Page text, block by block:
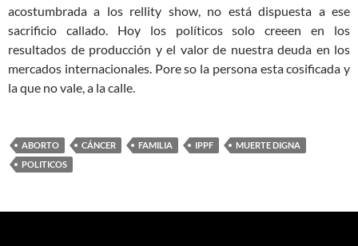
acostumbrada a los rellity show, no está dispuesta a ese
sacrificio callado. Hoy los políticos solo creeen en los
resultados de producción y el valor de nuestra deuda en los
mercados internacionales. Pore so la persona esta cosificada y
la que no vale, a la calle.
ABORTO CÁNCER FAMILIA IPPF
MUERTE DIGNA
POLITICOS